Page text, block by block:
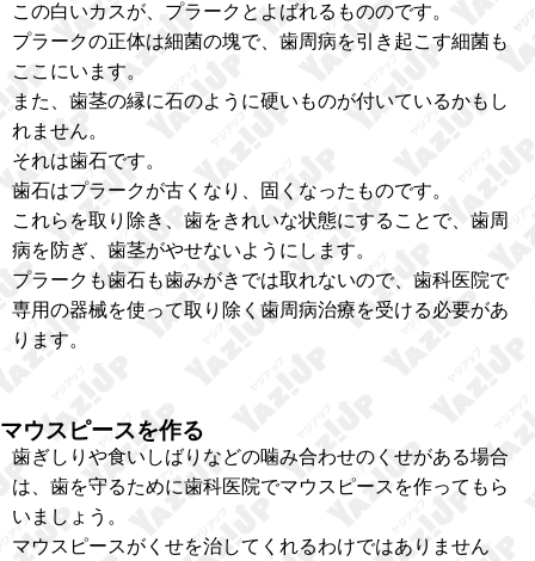
この白いカスが、プラークとよばれるもののです。
プラークの正体は細菌の塊で、歯周病を引き起こす細菌も
ここにいます。
また、歯茎の縁に石のように硬いものが付いているかもし
れません。
それは歯石です。
歯石はプラークが古くなり、固くなったものです。
これらを取り除き、歯をきれいな状態にすることで、歯周
病を防ぎ、歯茎がやせないようにします。
プラークも歯石も歯みがきでは取れないので、歯科医院で
専用の器械を使って取り除く歯周病治療を受ける必要があ
ります。
マウスピースを作る
歯ぎしりや食いしばりなどの噛み合わせのくせがある場合
は、歯を守るために歯科医院でマウスピースを作ってもら
いましょう。
マウスピースがくせを治してくれるわけではありません